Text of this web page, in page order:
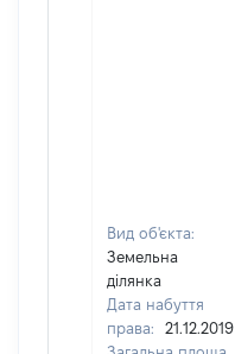
Вид об'єкта:
Земельна
ділянка
Дата набуття
права:
21.12.2019